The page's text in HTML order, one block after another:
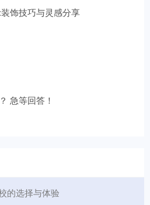
饰技巧与灵感分享
急等回答！
的选择与体验